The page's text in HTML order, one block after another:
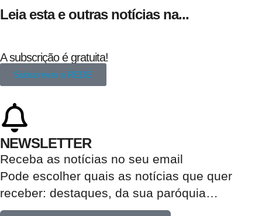
Leia esta e outras notícias na...
A subscrição é gratuita!
Subscrever a REDE
NEWSLETTER
Receba as notícias no seu email​
Pode escolher quais as notícias que quer
receber: destaques, da sua paróquia…